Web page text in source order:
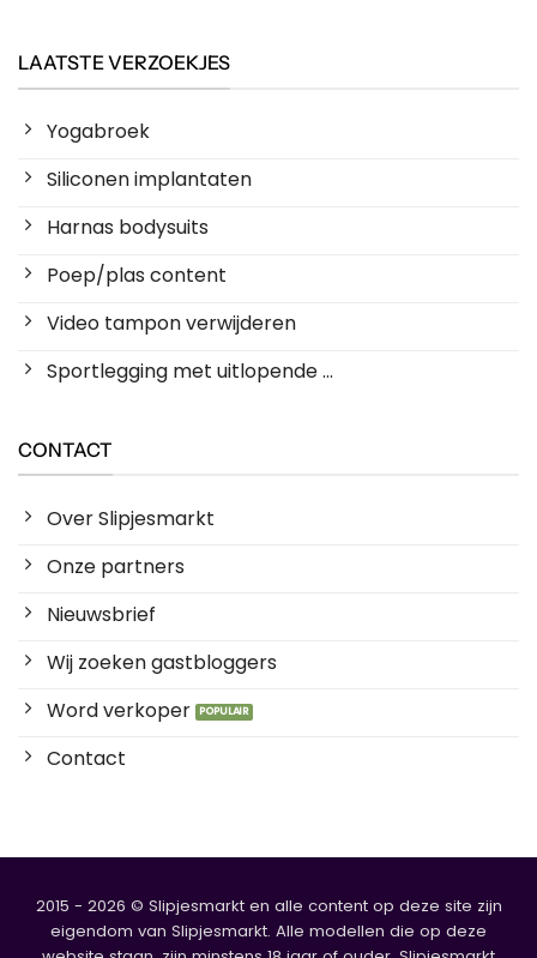
LAATSTE VERZOEKJES
Yogabroek
Siliconen implantaten
Harnas bodysuits
Poep/plas content
Video tampon verwijderen
Sportlegging met uitlopende ...
CONTACT
Over Slipjesmarkt
Onze partners
Nieuwsbrief
Wij zoeken gastbloggers
Word verkoper
Contact
2015 - 2026 © Slipjesmarkt en alle content op deze site zijn
eigendom van Slipjesmarkt. Alle modellen die op deze